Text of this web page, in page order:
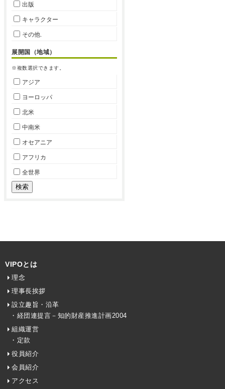
出版
キャラクター
その他.
展開国（地域）
※複数選択できます。
アジア
ヨーロッパ
北米
中南米
オセアニア
アフリカ
全世界
VIPOとは
理念
理事長挨拶
設立趣旨・沿革
・経団連提言－知的財産推進計画2004
組織運営
・定款
役員紹介
会員紹介
アクセス